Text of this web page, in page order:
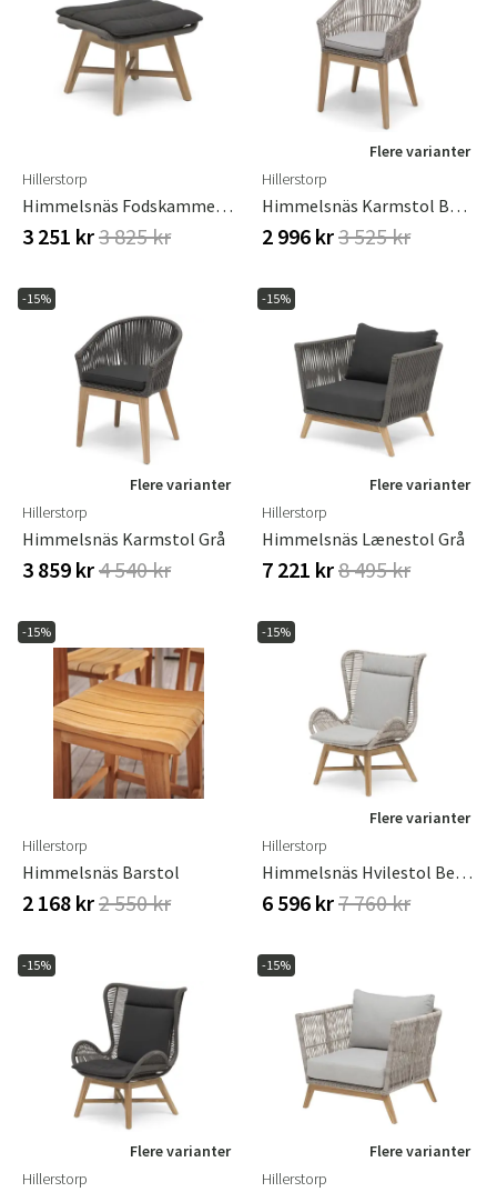
Hillerstorp
Himmelsnäs Fodskammel Grå
3 251 kr3 825 kr
Flere varianter
Hillerstorp
Himmelsnäs Karmstol Beige
2 996 kr3 525 kr
-15%
Flere varianter
Hillerstorp
Himmelsnäs Karmstol Grå
3 859 kr4 540 kr
-15%
Flere varianter
Hillerstorp
Himmelsnäs Lænestol Grå
7 221 kr8 495 kr
-15%
Hillerstorp
Himmelsnäs Barstol
2 168 kr2 550 kr
-15%
Flere varianter
Hillerstorp
Himmelsnäs Hvilestol Beige
6 596 kr7 760 kr
-15%
Flere varianter
Hillerstorp
-15%
Flere varianter
Hillerstorp